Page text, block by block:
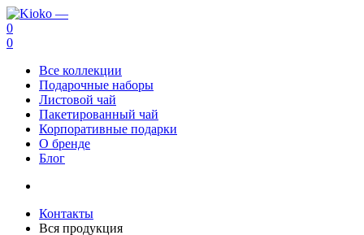
0
0
Все коллекции
Подарочные наборы
Листовой чай
Пакетированный чай
Корпоративные подарки
О бренде
Блог
Контакты
Вся продукция